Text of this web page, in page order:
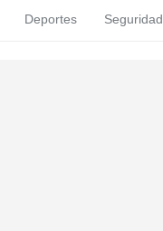
Deportes Seguridad